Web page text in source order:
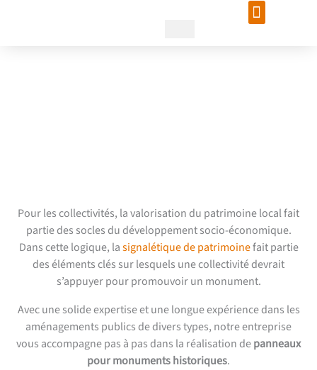
Pour les collectivités, la valorisation du patrimoine local fait
partie des socles du développement socio-économique.
Dans cette logique, lasignalétique de patrimoinefait partie
des éléments clés sur lesquels une collectivité devrait
s’appuyer pour promouvoir un monument.
Avec une solide expertise et une longue expérience dans les
aménagements publics de divers types, notre entreprise
vous accompagne pas à pas dans la réalisation depanneaux
pour monuments historiques.